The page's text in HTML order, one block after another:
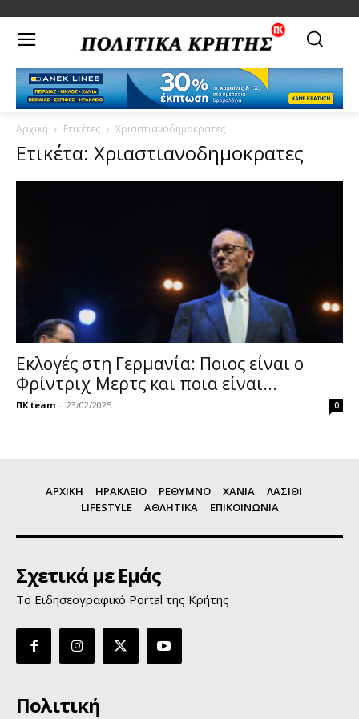
Αρχική Ετικέτες Χριαστιανοδημοκρατες
Ετικέτα: Χριαστιανοδημοκρατες
Εκλογές στη Γερμανία: Ποιος είναι ο
Φρίντριχ Μερτς και ποια είναι...
ΠΚ team - 23/02/2025 0
ΑΡΧΙΚΗ ΗΡΑΚΛΕΙΟ ΡΕΘΥΜΝΟ ΧΑΝΙΑ
ΛΑΣΙΘΙ
LIFESTYLE
ΑΘΛΗΤΙΚΑ ΕΠΙΚΟΙΝΩΝΙΑ
Σχετικά με Εμάς
Το Ειδησεογραφικό Portal της Κρήτης
Πολιτική